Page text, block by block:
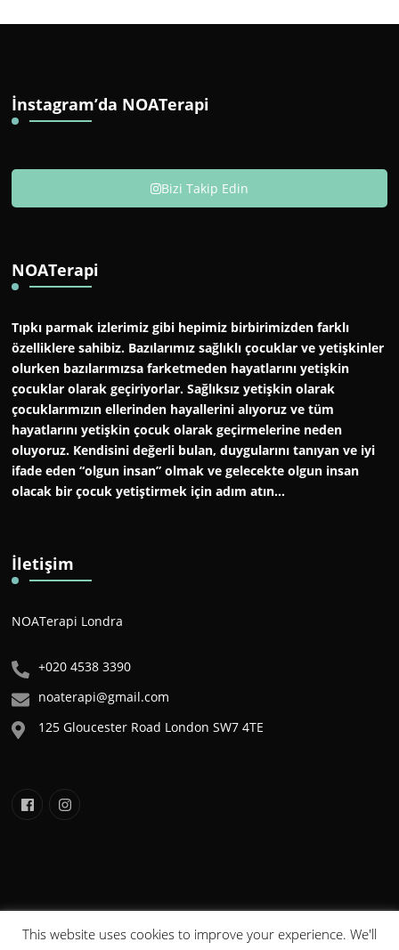
İnstagram’da NOATerapi
Bizi Takip Edin
NOATerapi
Tıpkı parmak izlerimiz gibi hepimiz birbirimizden farklı
özelliklere sahibiz. Bazılarımız sağlıklı çocuklar ve yetişkinler
olurken bazılarımızsa farketmeden hayatlarını yetişkin
çocuklar olarak geçiriyorlar. Sağlıksız yetişkin olarak
çocuklarımızın ellerinden hayallerini alıyoruz ve tüm
hayatlarını yetişkin çocuk olarak geçirmelerine neden
oluyoruz. Kendisini değerli bulan, duygularını tanıyan ve iyi
ifade eden “olgun insan” olmak ve gelecekte olgun insan
olacak bir çocuk yetiştirmek için adım atın…
İletişim
NOATerapi Londra
+020 4538 3390
noaterapi@gmail.com
125 Gloucester Road London SW7 4TE
NOA©2020 . Tüm Hakları Saklıdır. Bu sitede yer alan
This website uses cookies to improve your experience. We'll